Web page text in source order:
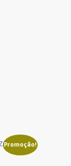
Promoção!